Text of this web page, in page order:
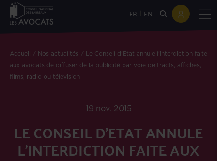
FR EN
Accueil Nos actualités
Le Conseil d’Etat annule l’interdiction faite
aux avocats de diffuser de la publicité par voie de tracts, affiches,
films, radio ou télévision
19 nov. 2015
LE CONSEIL D’ETAT ANNULE
L’INTERDICTION FAITE AUX